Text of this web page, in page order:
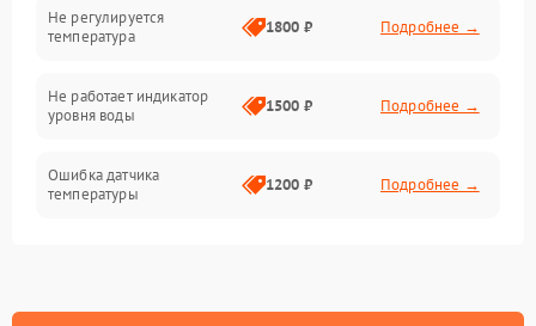
Не регулируется
температура
1800 ₽ Подробнее →
Не работает индикатор
уровня воды
1500 ₽ Подробнее →
Ошибка датчика
температуры
1200 ₽ Подробнее →
Ошибка платы управления 1500 ₽ Подробнее →